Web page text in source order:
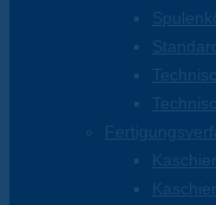
Kaschier